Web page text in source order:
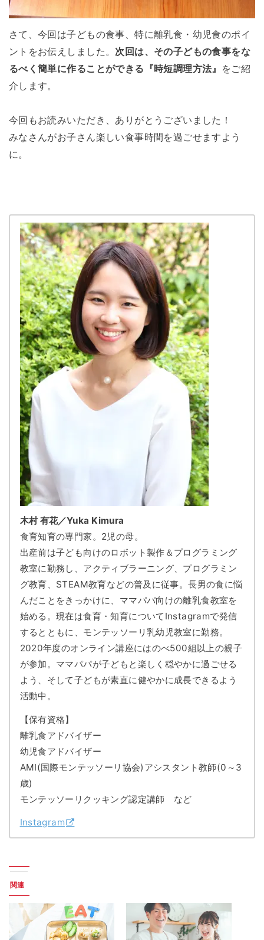
さて、今回は子どもの食事、特に離乳食・幼児食のポイ
ントをお伝えしました。 次回は、その子どもの食事をな
るべく簡単に作ることができる『時短調理方法』 をご紹
介します。
今回もお読みいただき、ありがとうございました！
みなさんがお子さん楽しい食事時間を過ごせますよう
に。
木村 有花／Yuka Kimura
食育知育の専門家。2児の母。
出産前は子ども向けのロボット製作＆プログラミング
教室に勤務し、アクティブラーニング、プログラミン
グ教育、STEAM教育などの普及に従事。長男の食に悩
んだことをきっかけに、ママパパ向けの離乳食教室を
始める。現在は食育・知育についてInstagramで発信
するとともに、モンテッソーリ乳幼児教室に勤務。
2020年度のオンライン講座にはのべ500組以上の親子
が参加。ママパパが子どもと楽しく穏やかに過ごせる
よう、そして子どもが素直に健やかに成長できるよう
活動中。
【保有資格】
離乳食アドバイザー
幼児食アドバイザー
AMI(国際モンテッソーリ協会)アシスタント教師(0～3
歳)
モンテッソーリクッキング認定講師 など
Instagram
関連